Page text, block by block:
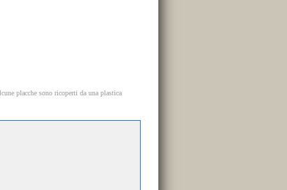
placche sono ricoperti da una plastica